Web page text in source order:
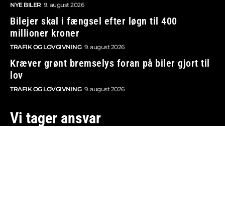
NYE BILER 9. august 2026
Bilejer skal i fængsel efter løgn til 400
millioner kroner
TRAFIK OG LOVGIVNING 9. august 2026
Kræver grønt bremselys foran på biler gjort til
lov
TRAFIK OG LOVGIVNING 9. august 2026
Vi tager ansvar